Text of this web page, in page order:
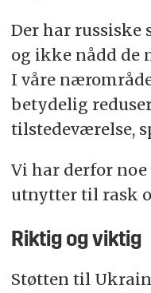
Der har russiske
og ikke nådd de
I våre
betydelig
tilstedeværelse,
Vi har derfor noe
utnytter til rask
Riktig og viktig
Støtten til